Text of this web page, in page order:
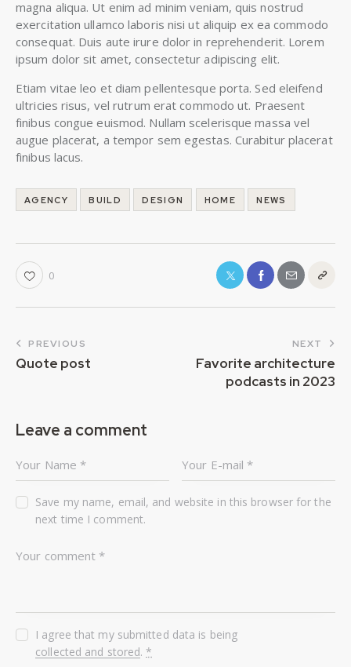
magna aliqua. Ut enim ad minim veniam, quis nostrud
exercitation ullamco laboris nisi ut aliquip ex ea commodo
consequat. Duis aute irure dolor in reprehenderit. Lorem
ipsum dolor sit amet, consectetur adipiscing elit.
Etiam vitae leo et diam pellentesque porta. Sed eleifend
ultricies risus, vel rutrum erat commodo ut. Praesent
finibus congue euismod. Nullam scelerisque massa vel
augue placerat, a tempor sem egestas. Curabitur placerat
finibus lacus.
AGENCY BUILD DESIGN HOME NEWS
0
PREVIOUS
Quote post
NEXT
Favorite architecture
podcasts in 2023
Leave a comment
Save my name, email, and website in this browser for the
next time I comment.
I agree that my submitted data is being
collected and stored. *